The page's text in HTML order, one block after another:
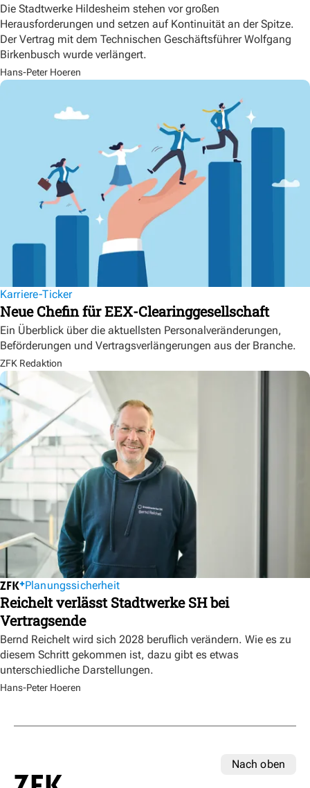
Die Stadtwerke Hildesheim stehen vor großen
Herausforderungen und setzen auf Kontinuität an der Spitze.
Der Vertrag mit dem Technischen Geschäftsführer Wolfgang
Birkenbusch wurde verlängert.
Hans-Peter Hoeren
Karriere-Ticker
Neue Chefin für EEX-Clearinggesellschaft
Ein Überblick über die aktuellsten Personalveränderungen,
Beförderungen und Vertragsverlängerungen aus der Branche.
ZFK Redaktion
Planungssicherheit
Reichelt verlässt Stadtwerke SH bei
Vertragsende
Bernd Reichelt wird sich 2028 beruflich verändern. Wie es zu
diesem Schritt gekommen ist, dazu gibt es etwas
unterschiedliche Darstellungen.
Hans-Peter Hoeren
Nach oben